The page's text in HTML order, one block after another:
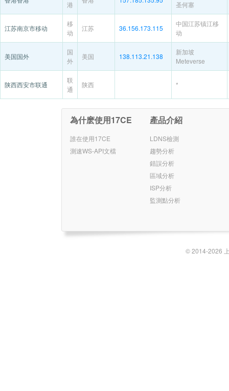
港 圣何塞
江苏南京市移动
移
动
江苏 36.156.173.115
中国江苏镇江移
动
美国国外
国
外
美国 138.113.21.138
新加坡
Meteverse
陕西西安市联通
联
通
陕西 *
為什麽使用17CE
誰在使用17CE
測速WS-API文檔
產品介紹
LDNS檢測
趨勢分析
錯誤分析
區域分析
ISP分析
監測點分析
© 2014-2026